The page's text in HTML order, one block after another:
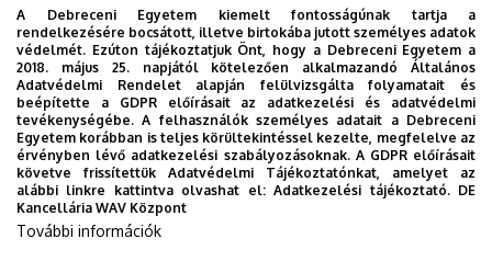
fszt. 113.
Jogi
felsőoktatási
szakképzés
nappali,
levelező
2018. 09. 04.
09.00 óra
TEOK* I.
előadó
fszt. 113.
* Társadalomtudományi és Egészségtudományi Oktatási
Központ (Kassai út 26.)
A Debreceni Egyetem kiemelt fontosságúnak tartja a
rendelkezésére bocsátott, illetve birtokába jutott személyes adatok
védelmét. Ezúton tájékoztatjuk Önt, hogy a Debreceni Egyetem a
2018. május 25. napjától kötelezően alkalmazandó Általános
Adatvédelmi Rendelet alapján felülvizsgálta folyamatait és
beépítette a GDPR előírásait az adatkezelési és adatvédelmi
tevékenységébe. A felhasználók személyes adatait a Debreceni
Egyetem korábban is teljes körültekintéssel kezelte, megfelelve az
érvényben lévő adatkezelési szabályozásoknak. A GDPR előírásait
követve frissítettük Adatvédelmi Tájékoztatónkat, amelyet az
alábbi linkre kattintva olvashat el:Adatkezelési tájékoztató. DE
Kancellária WAV Központ
További információk